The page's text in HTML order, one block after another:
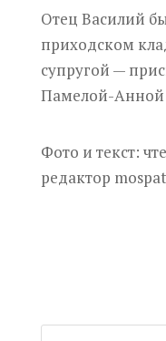
Отец Василий
приходском
супругой —
Памелой-Анной
Фото и текст:
редактор